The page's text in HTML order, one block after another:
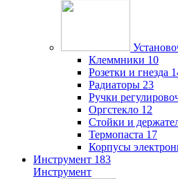
Клеммники 10
Розетки и гнезда
Радиаторы 23
Ручки
Оргстекло 12
Стойки и
Термопаста 17
Корпусы
Инструмент 183
Инструмент